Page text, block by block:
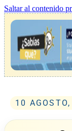
Saltar al contenido
10